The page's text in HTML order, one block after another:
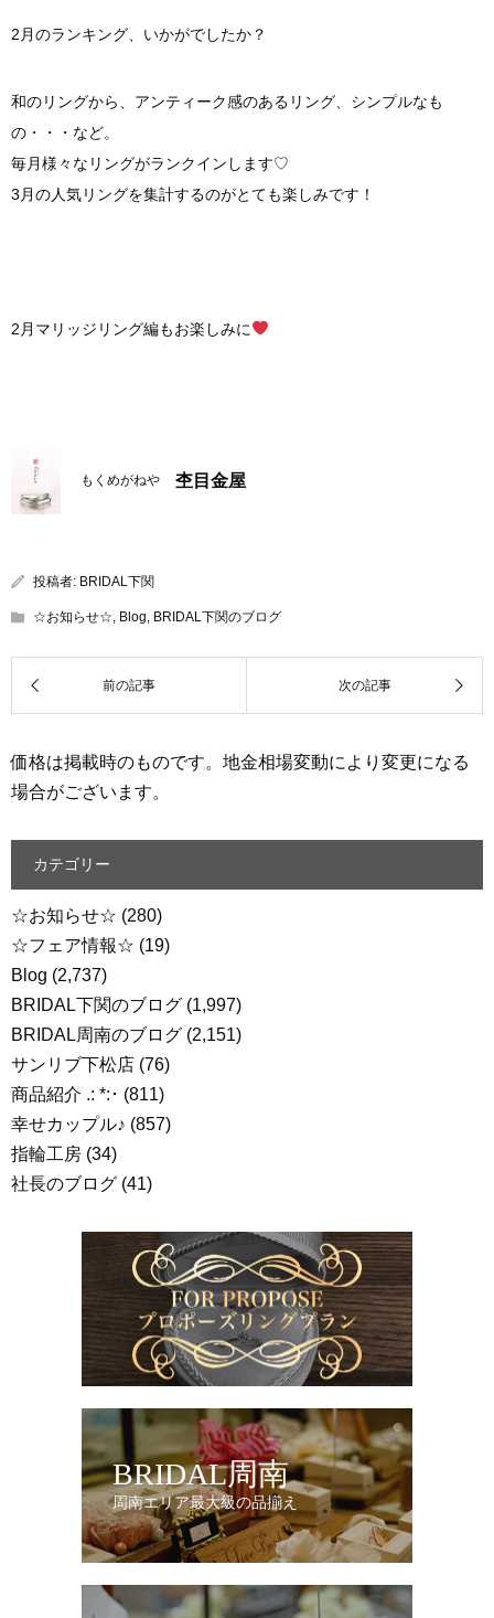
2月のランキング、いかがでしたか？
和のリングから、アンティーク感のあるリング、シンプルなも
の・・・など。
毎月様々なリングがランクインします♡
3月の人気リングを集計するのがとても楽しみです！
2月マリッジリング編もお楽しみに
もくめがねや 杢目金屋
投稿者: BRIDAL下関
☆お知らせ☆, Blog, BRIDAL下関のブログ
価格は掲載時のものです。地金相場変動により変更になる
場合がございます。
カテゴリー
☆お知らせ☆ (280)
☆フェア情報☆ (19)
Blog (2,737)
BRIDAL下関のブログ (1,997)
BRIDAL周南のブログ (2,151)
サンリブ下松店 (76)
商品紹介 .: *:･ (811)
幸せカップル♪ (857)
指輪工房 (34)
社長のブログ (41)
BRIDAL周南
周南エリア最大級の品揃え